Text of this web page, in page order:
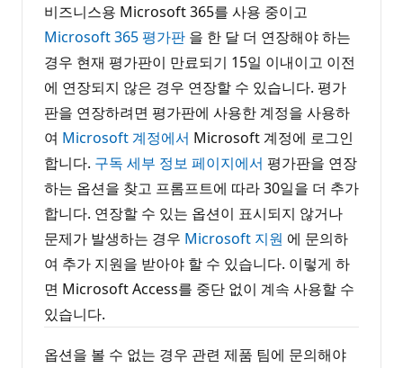
비즈니스용 Microsoft 365를 사용 중이고
Microsoft 365 평가판 을 한 달 더 연장해야 하는
경우 현재 평가판이 만료되기 15일 이내이고 이전
에 연장되지 않은 경우 연장할 수 있습니다. 평가
판을 연장하려면 평가판에 사용한 계정을 사용하
여 Microsoft 계정에서 Microsoft 계정에 로그인
합니다. 구독 세부 정보 페이지에서 평가판을 연장
하는 옵션을 찾고 프롬프트에 따라 30일을 더 추가
합니다. 연장할 수 있는 옵션이 표시되지 않거나
문제가 발생하는 경우 Microsoft 지원 에 문의하
여 추가 지원을 받아야 할 수 있습니다. 이렇게 하
면 Microsoft Access를 중단 없이 계속 사용할 수
있습니다.
옵션을 볼 수 없는 경우 관련 제품 팀에 문의해야